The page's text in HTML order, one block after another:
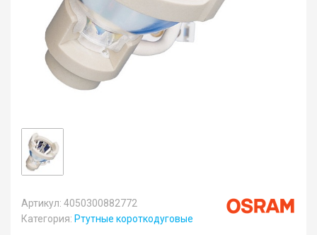
Артикул: 4050300882772
Категория: Ртутные короткодуговые